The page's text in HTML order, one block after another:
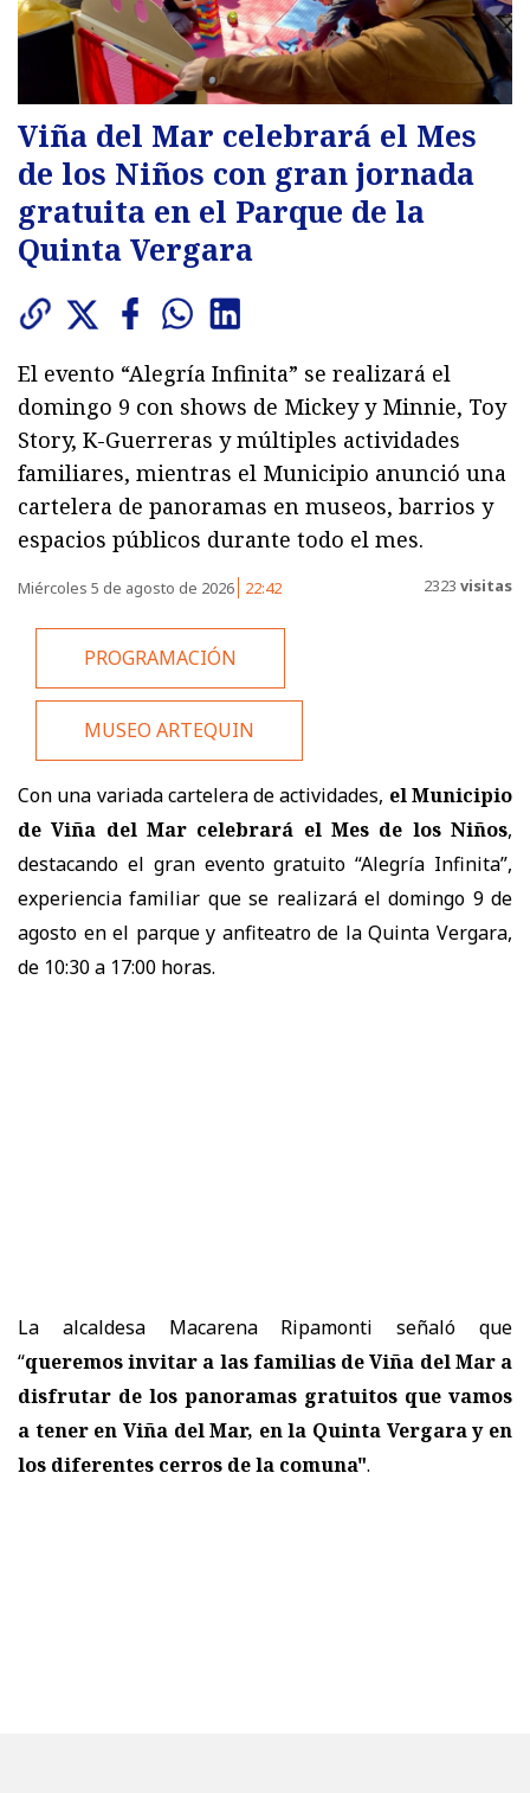
Viña del Mar celebrará el Mes
de los Niños con gran jornada
gratuita en el Parque de la
Quinta Vergara
El evento “Alegría Infinita” se realizará el
domingo 9 con shows de Mickey y Minnie, Toy
Story, K-Guerreras y múltiples actividades
familiares, mientras el Municipio anunció una
cartelera de panoramas en museos, barrios y
espacios públicos durante todo el mes.
Miércoles 5 de agosto de 2026 22:42 2323 visitas
PROGRAMACIÓN
MUSEO ARTEQUIN
Con una variada cartelera de actividades, el Municipio
de Viña del Mar celebrará el Mes de los Niños,
destacando el gran evento gratuito “Alegría Infinita”,
experiencia familiar que se realizará el domingo 9 de
agosto en el parque y anfiteatro de la Quinta Vergara,
de 10:30 a 17:00 horas.
La alcaldesa Macarena Ripamonti señaló que
“queremos invitar a las familias de Viña del Mar a
disfrutar de los panoramas gratuitos que vamos
a tener en Viña del Mar, en la Quinta Vergara y en
los diferentes cerros de la comuna".